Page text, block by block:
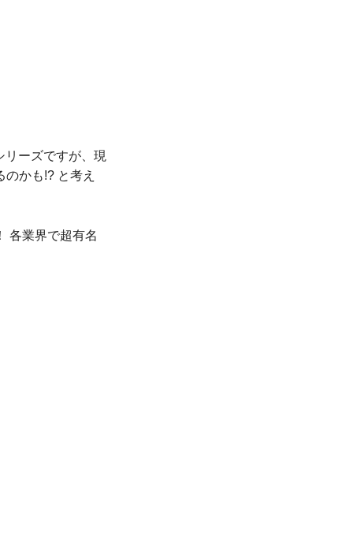
ーズですが、現
かも!? と考え
各業界で超有名